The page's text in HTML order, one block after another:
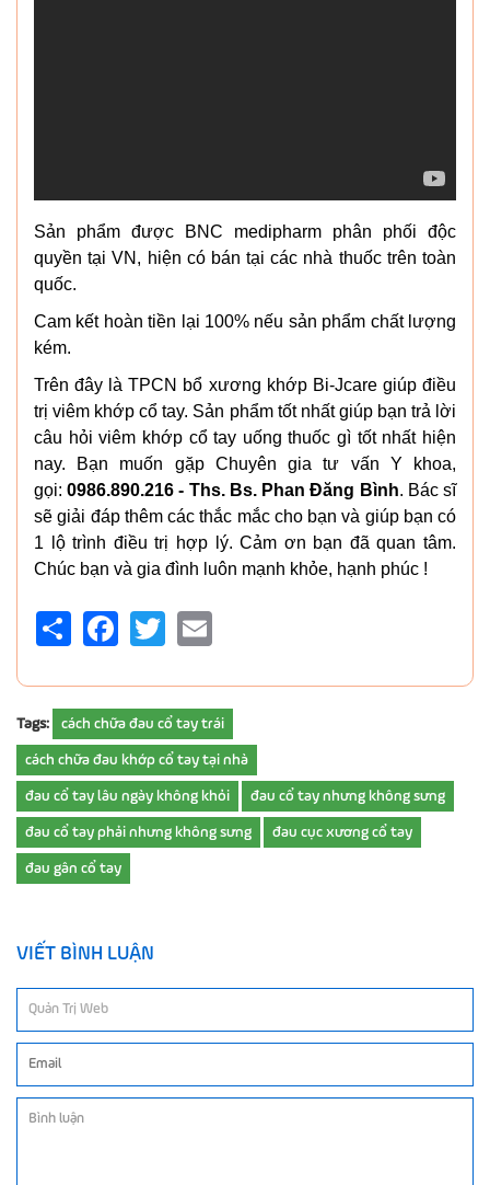
Sản phẩm được BNC medipharm phân phối độc
quyền tại VN, hiện có bán tại các nhà thuốc trên toàn
quốc.
Cam kết hoàn tiền lại 100% nếu sản phẩm chất lượng
kém.
Trên đây là TPCN bổ xương khớp Bi-Jcare giúp điều
trị viêm khớp cổ tay. Sản phẩm tốt nhất giúp bạn trả lời
câu hỏi viêm khớp cổ tay uống thuốc gì tốt nhất hiện
nay. Bạn muốn gặp Chuyên gia tư vấn Y khoa,
gọi:0986.890.216 - Ths. Bs. Phan Đăng Bình. Bác sĩ
sẽ giải đáp thêm các thắc mắc cho bạn và giúp bạn có
1 lộ trình điều trị hợp lý. Cảm ơn bạn đã quan tâm.
Chúc bạn và gia đình luôn mạnh khỏe, hạnh phúc !
Share FacebookTwitter
Tags: cách chữa đau cổ tay trái
cách chữa đau khớp cổ tay tại nhà
đau cổ tay lâu ngày không khỏi đau cổ tay nhưng không sưng
đau cổ tay phải nhưng không sưng đau cục xương cổ tay
đau gân cổ tay
VIẾT BÌNH LUẬN